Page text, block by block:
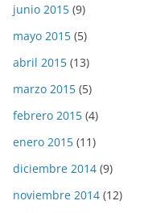
junio 2015 (9)
mayo 2015 (5)
abril 2015 (13)
marzo 2015 (5)
febrero 2015 (4)
enero 2015 (11)
diciembre 2014 (9)
noviembre 2014 (12)